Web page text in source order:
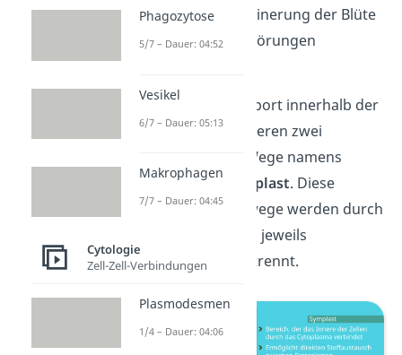
Blätter, eine Verkleinerung der Blüte
oder Wachstumsstörungen
Für den Stofftransport innerhalb der
Pflanzenzelle existieren zwei
unterschiedliche Wege namens
Apoplastund Symplast. Diese
beiden Transportwege werden durch
die Plasmodesmen jeweils
voneinander abgetrennt.
Phagozytose
5/7 – Dauer: 04:52
Vesikel
6/7 – Dauer: 05:13
Makrophagen
7/7 – Dauer: 04:45
Cytologie
Zell-Zell-Verbindungen
Plasmodesmen
1/4 – Dauer: 04:06